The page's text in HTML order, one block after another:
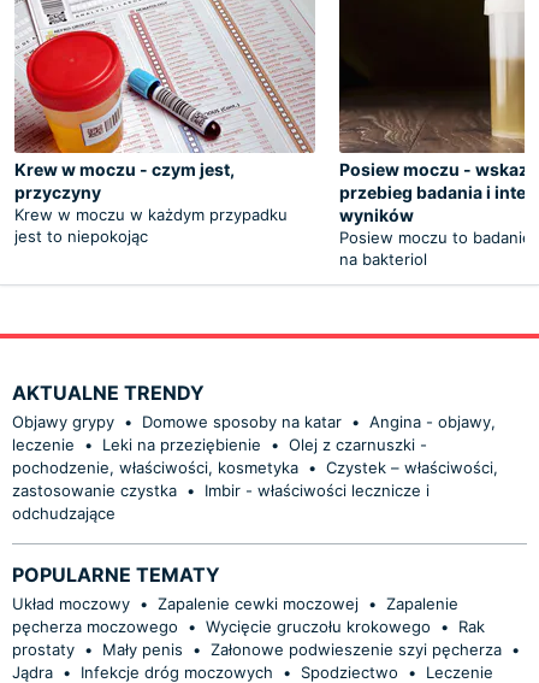
Krew w moczu - czym jest,
przyczyny
Krew w moczu w każdym przypadku
jest to niepokojąc
Posiew moczu -
przebieg badania i
wyników
Posiew moczu to
na bakteriol
AKTUALNE TRENDY
Objawy grypy • Domowe sposoby na katar • Angina - objawy,
leczenie
• Leki na przeziębienie • Olej z czarnuszki -
pochodzenie, właściwości, kosmetyka • Czystek – właściwości,
zastosowanie czystka •
Imbir - właściwości lecznicze i
odchudzające
POPULARNE TEMATY
Układ moczowy • Zapalenie cewki moczowej • Zapalenie
pęcherza moczowego
• Wycięcie gruczołu krokowego •
Rak
prostaty • Mały penis • Załonowe podwieszenie szyi pęcherza •
Jądra • Infekcje dróg moczowych • Spodziectwo •
Leczenie